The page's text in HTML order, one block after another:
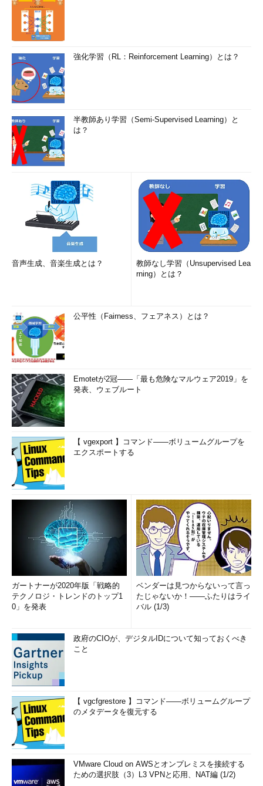
強化学習（RL：Reinforcement Learning）とは？
半教師あり学習（Semi-Supervised Learning）と
は？
音声生成、音楽生成とは？
教師なし学習（Unsupervised Lea
rning）とは？
公平性（Fairness、フェアネス）とは？
Emotetが2冠――「最も危険なマルウェア2019」を
発表、ウェブルート
【 vgexport 】コマンド――ボリュームグループを
エクスポートする
ガートナーが2020年版「戦略的
テクノロジ・トレンドのトップ1
0」を発表
ベンダーは見つからないって言っ
たじゃないか！――ふたりはライ
バル (1/3)
政府のCIOが、デジタルIDについて知っておくべき
こと
【 vgcfgrestore 】コマンド――ボリュームグループ
のメタデータを復元する
VMware Cloud on AWSとオンプレミスを接続する
ための選択肢（3）L3 VPNと応用、NAT編 (1/2)